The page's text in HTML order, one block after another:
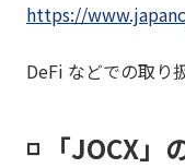
https://
DeFi などでの取り
◽️ 「JOCX」